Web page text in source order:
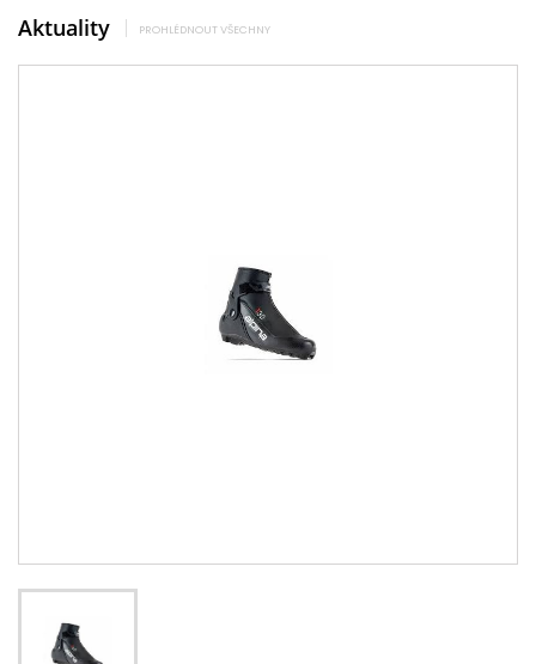
Aktuality PROHLÉDNOUT VŠECHNY